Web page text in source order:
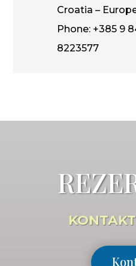
Croatia –
Phone: +385 9
8223577